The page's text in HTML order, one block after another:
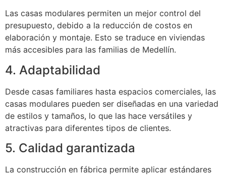
Las casas modulares permiten un mejor control del
presupuesto, debido a la reducción de costos en
elaboración y montaje. Esto se traduce en viviendas
más accesibles para las familias de Medellín.
4. Adaptabilidad
Desde casas familiares hasta espacios comerciales, las
casas modulares pueden ser diseñadas en una variedad
de estilos y tamaños, lo que las hace versátiles y
atractivas para diferentes tipos de clientes.
5. Calidad garantizada
La construcción en fábrica permite aplicar estándares